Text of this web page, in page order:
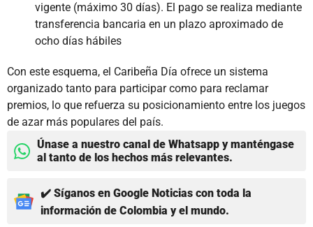
vigente (máximo 30 días). El pago se realiza mediante
transferencia bancaria en un plazo aproximado de
ocho días hábiles
Con este esquema, el Caribeña Día ofrece un sistema
organizado tanto para participar como para reclamar
premios, lo que refuerza su posicionamiento entre los juegos
de azar más populares del país.
Únase a nuestro canal de Whatsapp y manténgase
al tanto de los hechos más relevantes.
✔️ Síganos en Google Noticias con toda la
información de Colombia y el mundo.